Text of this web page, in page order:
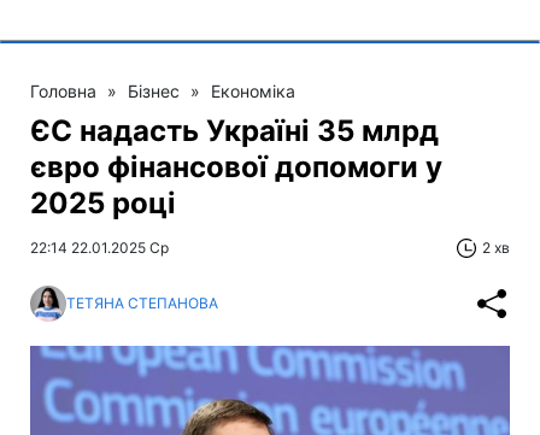
Головна » Бізнес » Економіка
ЄС надасть Україні 35 млрд
євро фінансової допомоги у
2025 році
22:14 22.01.2025 Ср 2 хв
ТЕТЯНА СТЕПАНОВА